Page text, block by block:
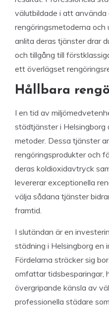
välutbildade i att använda
rengöringsmetoderna
anlita deras tjänster drar
och tillgång till
ett överlägset
Hållbara
I en tid av
städtjänster i Helsingborg
metoder. Dessa tjänster
rengöringsprodukter och
deras koldioxidavtryck
levererar exceptionella
välja sådana tjänster
framtid.
I slutändan är en
städning i Helsingborg en
Fördelarna sträcker sig
omfattar tidsbesparingar,
övergripande känsla av
professionella städare